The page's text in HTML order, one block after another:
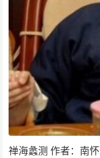
禅海蠡测 作者：南